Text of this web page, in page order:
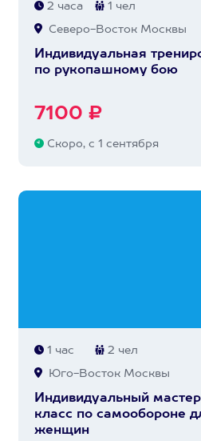
2 часа 1 чел
Северо-Восток Москвы
Индивидуальная
по рукопашному бою
7100 ₽
Скоро, с 1 сентября
1 час 2 чел
Юго-Восток Москвы
Индивидуальный
класс по самообороне
женщин